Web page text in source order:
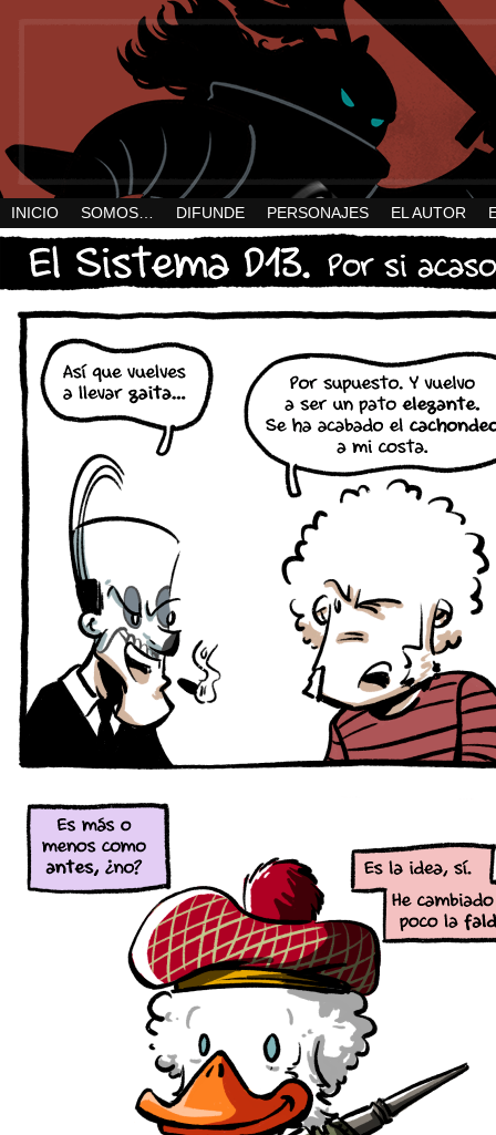
INICIO SOMOS… DIFUNDE PERSONAJES EL AUTOR